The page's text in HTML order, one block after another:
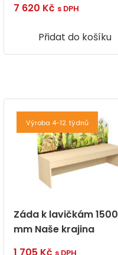
7 620 Kč s DPH
Přidat do košíku
Výroba 4-12. týdnů
Záda k lavičkám 1500
mm Naše krajina
s DPH